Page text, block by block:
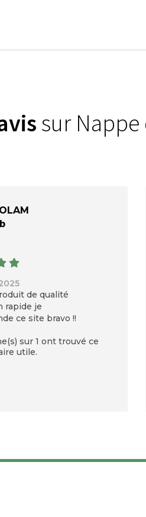
sur Nappe
de qualité
rapide je
ce site bravo !!
sur 1 ont trouvé ce
utile.